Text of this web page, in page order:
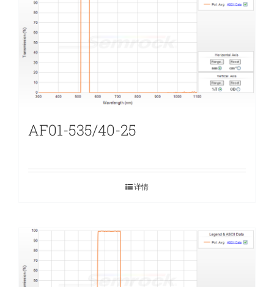
AF01-535/40-25
详情